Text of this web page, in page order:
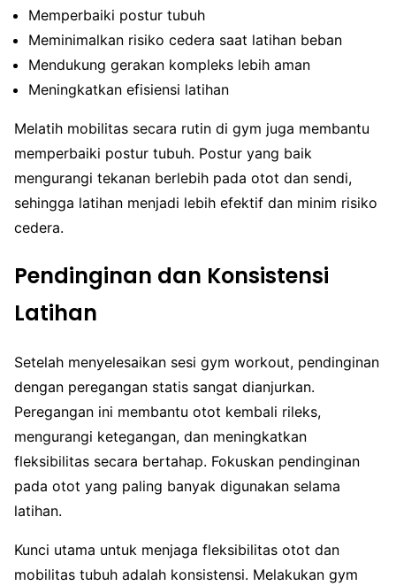
Memperbaiki postur tubuh
Meminimalkan risiko cedera saat latihan beban
Mendukung gerakan kompleks lebih aman
Meningkatkan efisiensi latihan
Melatih mobilitas secara rutin di gym juga membantu
memperbaiki postur tubuh. Postur yang baik
mengurangi tekanan berlebih pada otot dan sendi,
sehingga latihan menjadi lebih efektif dan minim risiko
cedera.
Pendinginan dan Konsistensi
Latihan
Setelah menyelesaikan sesi gym workout, pendinginan
dengan peregangan statis sangat dianjurkan.
Peregangan ini membantu otot kembali rileks,
mengurangi ketegangan, dan meningkatkan
fleksibilitas secara bertahap. Fokuskan pendinginan
pada otot yang paling banyak digunakan selama
latihan.
Kunci utama untuk menjaga fleksibilitas otot dan
mobilitas tubuh adalah konsistensi. Melakukan gym